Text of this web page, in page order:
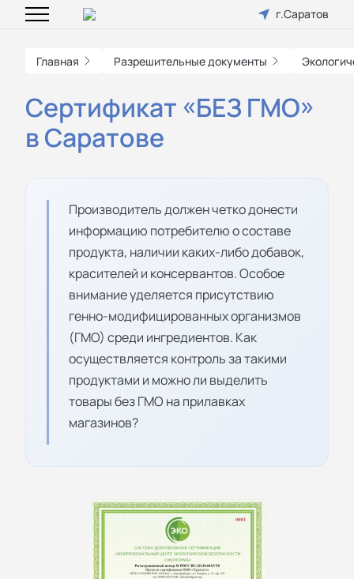
г.Саратов
Главная Разрешительные документы
Сертификат «БЕЗ ГМО»
в Саратове
Производитель должен четко донести
информацию потребителю о составе
продукта, наличии каких-либо добавок,
красителей и консервантов. Особое
внимание уделяется присутствию
генно-модифицированных организмов
(ГМО) среди ингредиентов. Как
осуществляется контроль за такими
продуктами и можно ли выделить
товары без ГМО на прилавках
магазинов?